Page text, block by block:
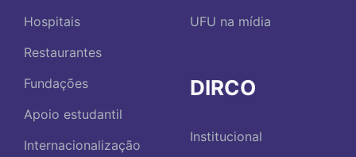
Hospitais
Restaurantes
Fundações
Apoio estudantil
Internacionalização
UFU na mídia
DIRCO
Institucional